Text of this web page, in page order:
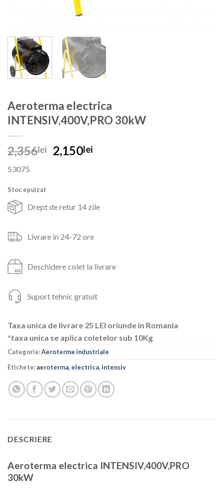
Aeroterma electrica
INTENSIV,400V,PRO 30kW
2,356lei Prețul
inițial
2,150leiPrețul
53075
Stoc epuizat
Drept de retur 14 zile
Livrare in 24-72 ore
Deschidere colet la livrare
Suport tehnic gratuit
Taxa unica de livrare 25 LEI oriunde in Romania
*taxa unica se aplica coletelor sub 10Kg
Categorie:Aeroterme industriale
Etichete:aeroterma, electrica,intensiv
DESCRIERE
Aeroterma electrica INTENSIV,400V,PRO
30kW